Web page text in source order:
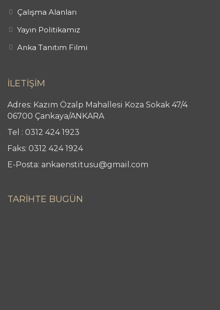
Çalışma Alanları
Yayın Politikamız
Anka Tanıtım Filmi
İLETİŞİM
Adres: Kazım Özalp Mahallesi Koza Sokak 47/4
06700 Çankaya/ANKARA
Tel : 0312 424 1923
Faks: 0312 424 1924
E-Posta: ankaenstitusu@gmail.com
TARİHTE BUGÜN